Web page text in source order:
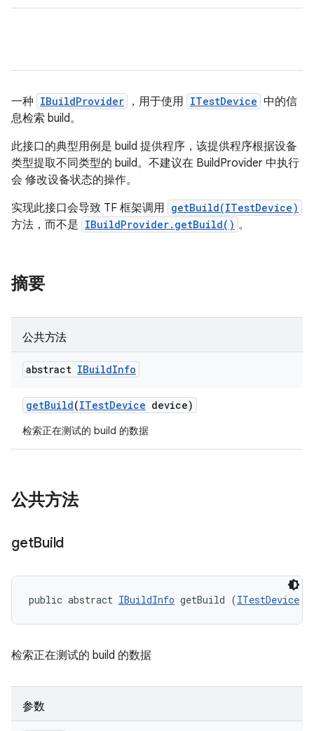
一种 IBuildProvider ，用于使用 ITestDevice 中的信
息检索 build。
此接口的典型用例是 build 提供程序，该提供程序根据设备
类型提取不同类型的 build。不建议在 BuildProvider 中执行
会 修改设备状态的操作。
实现此接口会导致 TF 框架调用 getBuild(ITestDevice)
方法，而不是 IBuildProvider.getBuild() 。
摘要
公共方法
abstract IBuildInfo
getBuild(ITestDevice device)
检索正在测试的 build 的数据
公共方法
getBuild
public abstract IBuildInfo getBuild (ITestDevice
检索正在测试的 build 的数据
参数